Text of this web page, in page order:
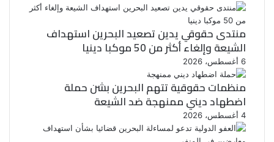
منتدى حقوقي يدين تصعيد البحرين استهداف
الشيعة وإلغاء أكثر من 50 موكبا دينيا
6 أغسطس، 2026
منظمات حقوقية تتهم البحرين بشن حملة
اضطهاد ديني ممنهجة ضد الشيعة
4 أغسطس، 2026